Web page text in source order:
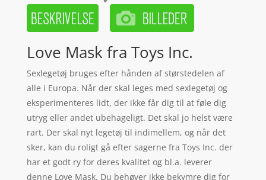
Love Mask fra Toys Inc.
Sexlegetøj bruges efter hånden af størstedelen af
alle i Europa. Når der skal leges med sexlegetøj og
eksperimenteres lidt, der ikke får dig til at føle dig
utryg eller andet ubehageligt. Det skal jo helst være
rart. Der skal nyt legetøj til indimellem, og når det
sker, kan du roligt gå efter sagerne fra Toys Inc. der
har et godt ry for deres kvalitet og bl.a. leverer
denne Love Mask. Du behøver ikke bekymre dig for